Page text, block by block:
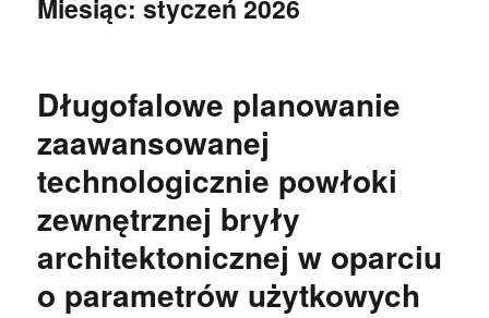
Miesiąc:styczeń 2026
Długofalowe planowanie
zaawansowanej
technologicznie powłoki
zewnętrznej bryły
architektonicznej w oparciu
o parametrów użytkowych